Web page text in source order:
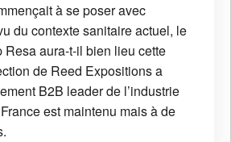
à se poser avec
du contexte sanitaire actuel, le
Resa aura-t-il bien lieu cette
de Reed Expositions a
B2B leader de l’industrie
est maintenu mais à de